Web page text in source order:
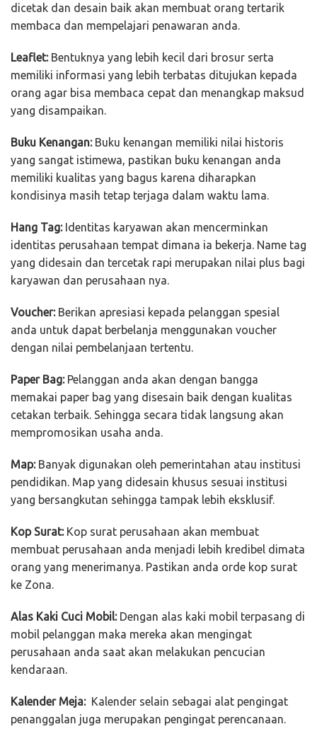
dicetak dan desain baik akan membuat orang tertarik
membaca dan mempelajari penawaran anda.
Leaflet:Bentuknya yang lebih kecil dari brosur serta
memiliki informasi yang lebih terbatas ditujukan kepada
orang agar bisa membaca cepat dan menangkap maksud
yang disampaikan.
Buku Kenangan:Buku kenangan memiliki nilai historis
yang sangat istimewa, pastikan buku kenangan anda
memiliki kualitas yang bagus karena diharapkan
kondisinya masih tetap terjaga dalam waktu lama.
Hang Tag:Identitas karyawan akan mencerminkan
identitas perusahaan tempat dimana ia bekerja. Name tag
yang didesain dan tercetak rapi merupakan nilai plus bagi
karyawan dan perusahaan nya.
Voucher:Berikan apresiasi kepada pelanggan spesial
anda untuk dapat berbelanja menggunakan voucher
dengan nilai pembelanjaan tertentu.
Paper Bag:Pelanggan anda akan dengan bangga
memakai paper bag yang disesain baik dengan kualitas
cetakan terbaik. Sehingga secara tidak langsung akan
mempromosikan usaha anda.
Map:Banyak digunakan oleh pemerintahan atau institusi
pendidikan. Map yang didesain khusus sesuai institusi
yang bersangkutan sehingga tampak lebih eksklusif.
Kop Surat:Kop surat perusahaan akan membuat
membuat perusahaan anda menjadi lebih kredibel dimata
orang yang menerimanya. Pastikan anda orde kop surat
ke Zona.
Alas Kaki Cuci Mobil:Dengan alas kaki mobil terpasang di
mobil pelanggan maka mereka akan mengingat
perusahaan anda saat akan melakukan pencucian
kendaraan.
Kalender Meja:Kalender selain sebagai alat pengingat
penanggalan juga merupakan pengingat perencanaan.